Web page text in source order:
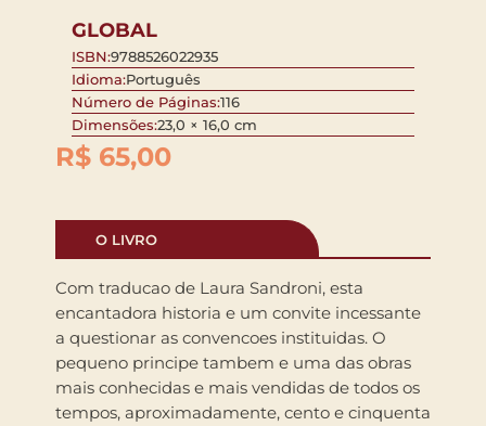
GLOBAL
ISBN:9788526022935
Idioma:Português
Número de Páginas:116
Dimensões:23,0 × 16,0 cm
R$ 65,00
O LIVRO
Com traducao de Laura Sandroni, esta
encantadora historia e um convite incessante
a questionar as convencoes instituidas. O
pequeno principe tambem e uma das obras
mais conhecidas e mais vendidas de todos os
tempos, aproximadamente, cento e cinquenta